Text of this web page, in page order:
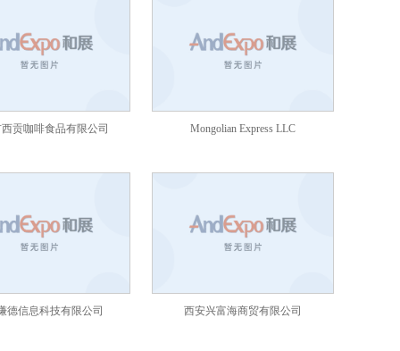
贡咖啡食品有限公司 Mongolian Express LLC
德信息科技有限公司 西安兴富海商贸有限公司